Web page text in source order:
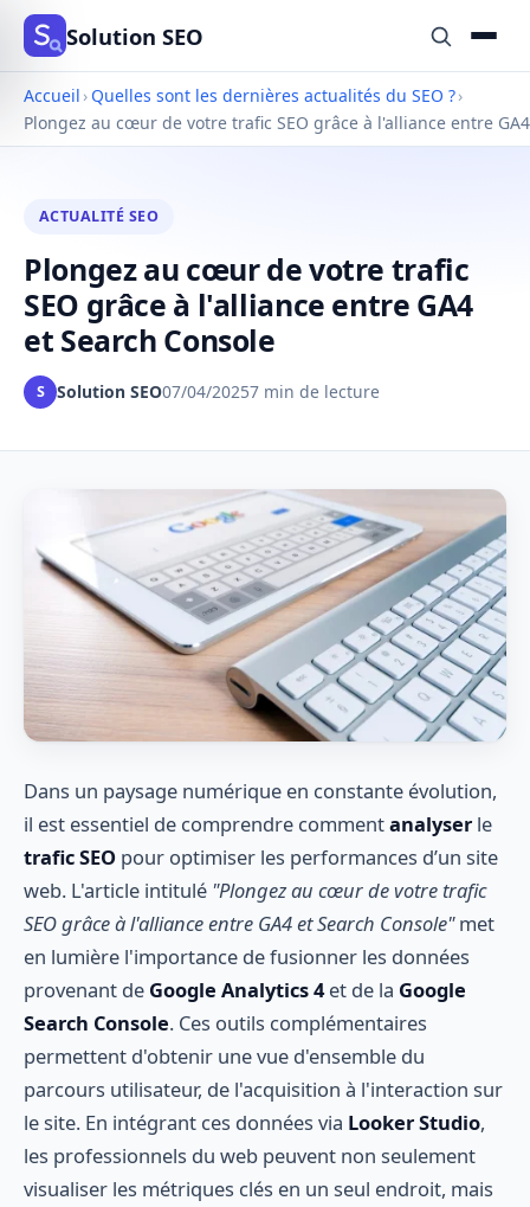
Solution SEO
Accueil › Quelles sont les dernières actualités du SEO ?›
Plongez au cœur de votre trafic SEO grâce à l'alliance entre
ACTUALITÉ SEO
Plongez au cœur de votre trafic
SEO grâce à l'alliance entre GA4
et Search Console
S Solution SEO07/04/20257 min de lecture
Dans un paysage numérique en constante évolution,
il est essentiel de comprendre commentanalyser le
trafic SEO pour optimiser les performances d’un site
web. L'article intitulé "Plongez au cœur de votre trafic
SEO grâce à l'alliance entre GA4 et Search Console"met
en lumière l'importance de fusionner les données
provenant de Google Analytics 4et de la Google
Search Console. Ces outils complémentaires
permettent d'obtenir une vue d'ensemble du
parcours utilisateur, de l'acquisition à l'interaction sur
le site. En intégrant ces données via Looker Studio,
les professionnels du web peuvent non seulement
visualiser les métriques clés en un seul endroit, mais